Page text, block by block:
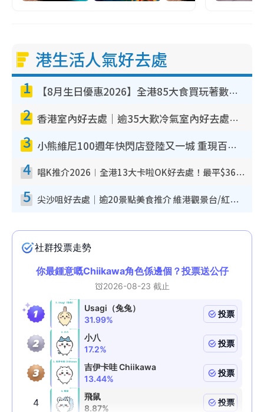
港生活人氣好去處
1 【8月生日優惠2026】全港85大食買玩著數攻略 自助餐/火鍋放題同行免費＋誠品/DONKI送現金券
2 香港室內好去處｜逾35大歎冷氣室內好去處推介 室內活動免費避雨無懼落雨
3 小熊維尼100週年快閃店登陸又一城 重現百畝森林經典場景／獨家限定盲盒登場／專屬DIY香水
4 唱K推介2026︱全港13大卡啦OK好去處！最平$36起 日文K都有！(附地址+收費詳情)
5 尖沙咀好去處｜逾20景點美食推介 維港觀景台/紅磚古蹟/九龍公園/室內遊樂場